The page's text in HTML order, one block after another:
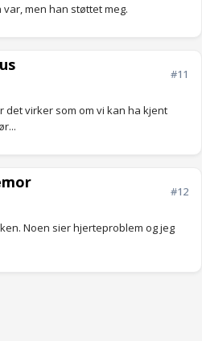
men han støttet meg.
#11
det virker som om vi kan ha kjent
#12
Noen sier hjerteproblem og jeg